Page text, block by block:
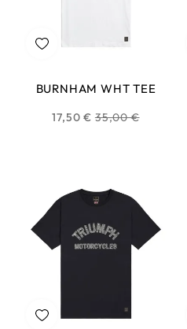
BURNHAM WHT TEE
17,50 € Prix
35,00 €